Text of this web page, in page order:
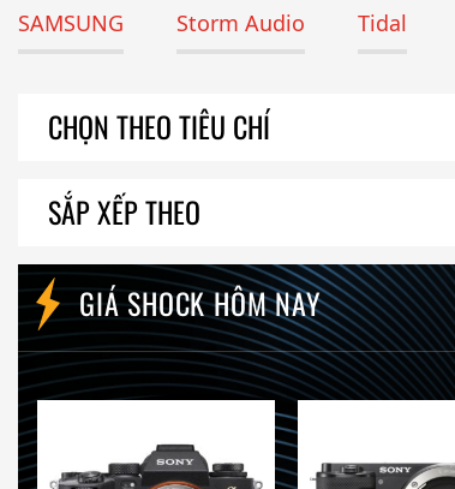
SAMSUNG
Storm Audio Tidal
CHỌN THEO TIÊU CHÍ
SẮP XẾP THEO
GIÁ SHOCK HÔM NAY